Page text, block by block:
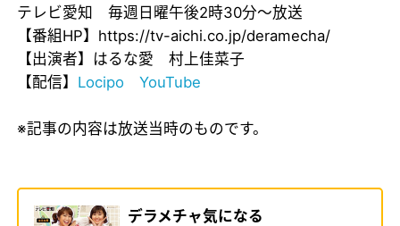
テレビ愛知 毎週日曜午後2時30分〜放送
【番組HP】https://tv-aichi.co.jp/deramecha/
【出演者】はるな愛 村上佳菜子
【配信】 Locipo YouTube
※記事の内容は放送当時のものです。
デラメチャ気になる